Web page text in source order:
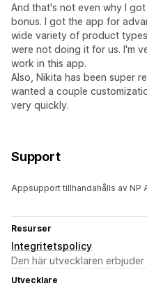
And that's not even why I
bonus. I got the app for
wide variety of product
were not doing it for us. I'm
work in this app.
Also, Nikita has been super
wanted a couple
very quickly.
Support
Appsupport tillhandahålls av NP
Resurser
Integritetspolicy
Den här utvecklaren
Utvecklare